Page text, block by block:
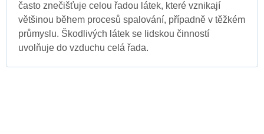
často znečišťuje celou řadou látek, které vznikají
většinou během procesů spalování, případně v těžkém
průmyslu. Škodlivých látek se lidskou činností
uvolňuje do vzduchu celá řada.